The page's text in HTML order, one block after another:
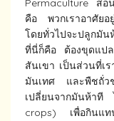
Permaculture
สอ
คือ พวกเราอาศัย
โดยทั่วไปจะปลูกมัน
ที่นี่ก็คือ ต้องขุดแป
สันเขา เป็นส่วนที่เ
มันเทศ และพืชถั่ว
เปลี่ยนจากมันห้าที
crops) เพื่อกินแท